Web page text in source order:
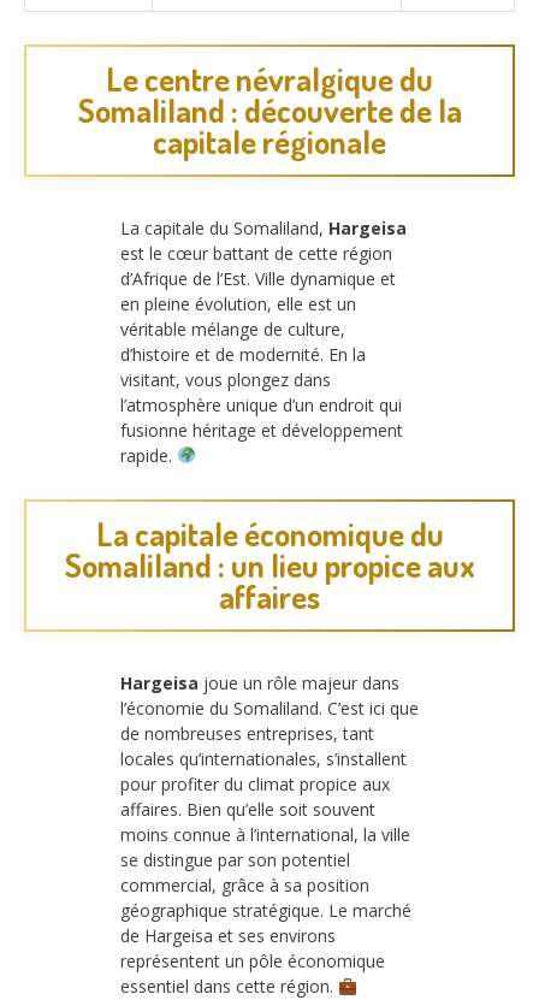
Le centre névralgique du
Somaliland : découverte de la
capitale régionale
La capitale du Somaliland, Hargeisa
est le cœur battant de cette région
d’Afrique de l’Est. Ville dynamique et
en pleine évolution, elle est un
véritable mélange de culture,
d’histoire et de modernité. En la
visitant, vous plongez dans
l’atmosphère unique d’un endroit qui
fusionne héritage et développement
rapide.
La capitale économique du
Somaliland : un lieu propice aux
affaires
Hargeisa joue un rôle majeur dans
l’économie du Somaliland. C’est ici que
de nombreuses entreprises, tant
locales qu’internationales, s’installent
pour profiter du climat propice aux
affaires. Bien qu’elle soit souvent
moins connue à l’international, la ville
se distingue par son potentiel
commercial, grâce à sa position
géographique stratégique. Le marché
de Hargeisa et ses environs
représentent un pôle économique
essentiel dans cette région.